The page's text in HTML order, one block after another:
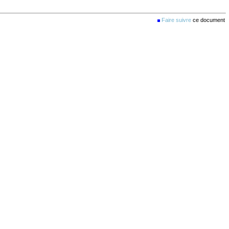
Faire suivre ce document